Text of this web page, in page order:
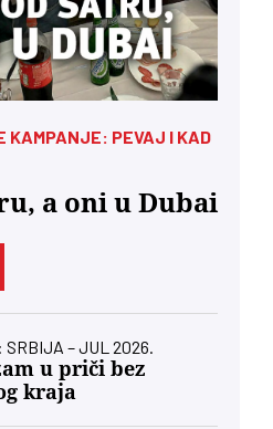
KAMPANJE: PEVAJ I KAD
a oni u Dubai
– JUL 2026.
u priči bez
kraja